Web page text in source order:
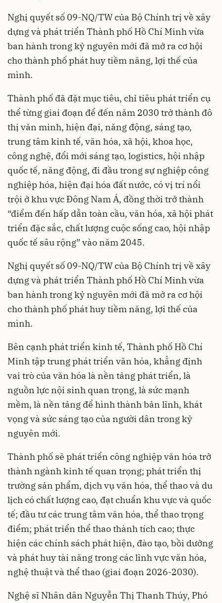
Nghị quyết số 09-NQ/TW của Bộ Chính trị về xây
dựng và phát triển Thành phố Hồ Chí Minh vừa
ban hành trong kỷ nguyên mới đã mở ra cơ hội
cho thành phố phát huy tiềm năng, lợi thế của
mình.
Thành phố đã đặt mục tiêu, chỉ tiêu phát triển cụ
thể từng giai đoạn để đến năm 2030 trở thành đô
thị văn minh, hiện đại, năng động, sáng tạo,
trung tâm kinh tế, văn hóa, xã hội, khoa học,
công nghệ, đổi mới sáng tạo, logistics, hội nhập
quốc tế, năng động, đi đầu trong sự nghiệp công
nghiệp hóa, hiện đại hóa đất nước, có vị trí nổi
trội ở khu vực Đông Nam Á, đồng thời trở thành
“điểm đến hấp dẫn toàn cầu, văn hóa, xã hội phát
triển đặc sắc, chất lượng cuộc sống cao, hội nhập
quốc tế sâu rộng” vào năm 2045.
Nghị quyết số 09-NQ/TW của Bộ Chính trị về xây
dựng và phát triển Thành phố Hồ Chí Minh vừa
ban hành trong kỷ nguyên mới đã mở ra cơ hội
cho thành phố phát huy tiềm năng, lợi thế của
mình.
Bên cạnh phát triển kinh tế, Thành phố Hồ Chí
Minh tập trung phát triển văn hóa, khẳng định
vai trò của văn hóa là nền tảng phát triển, là
nguồn lực nội sinh quan trọng, là sức mạnh
mềm, là nền tảng để hình thành bản lĩnh, khát
vọng và sức sáng tạo của người dân trong kỷ
nguyên mới.
Thành phố sẽ phát triển công nghiệp văn hóa trở
thành ngành kinh tế quan trọng; phát triển thị
trường sản phẩm, dịch vụ văn hóa, thể thao và du
lịch có chất lượng cao, đạt chuẩn khu vực và quốc
tế; đầu tư các trung tâm văn hóa, thể thao trọng
điểm; phát triển thể thao thành tích cao; thực
hiện các chính sách phát hiện, đào tạo, bồi dưỡng
và phát huy tài năng trong các lĩnh vực văn hóa,
nghệ thuật và thể thao (giai đoạn 2026-2030).
Nghệ sĩ Nhân dân Nguyễn Thị Thanh Thúy, Phó